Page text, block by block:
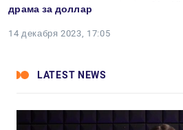
драма за доллар
14 декабря 2023, 17:05
LATEST NEWS